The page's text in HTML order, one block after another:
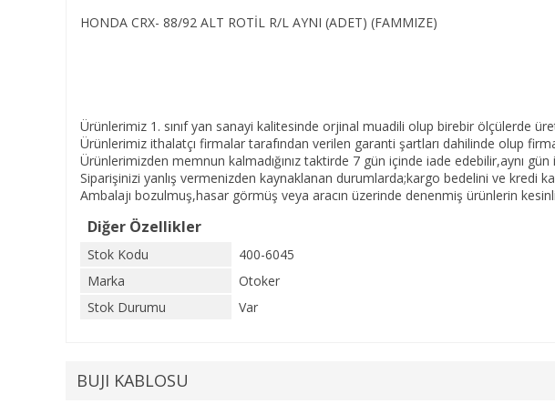
HONDA CRX- 88/92 ALT ROTİL R/L AYNI (ADET) (FAMMIZE)
Ürünlerimiz 1. sınıf yan sanayi kalitesinde orjinal muadili olup birebir ölçülerde
Ürünlerimiz ithalatçı firmalar tarafından verilen garanti şartları dahilinde olup
Ürünlerimizden memnun kalmadığınız taktirde 7 gün içinde iade edebilir,aynı
Siparişinizi yanlış vermenizden kaynaklanan durumlarda;kargo bedelini ve kredi
Ambalajı bozulmuş,hasar görmüş veya aracın üzerinde denenmiş ürünlerin
Diğer Özellikler
Stok Kodu
400-6045
Marka
Otoker
Stok Durumu
Var
BUJI KABLOSU